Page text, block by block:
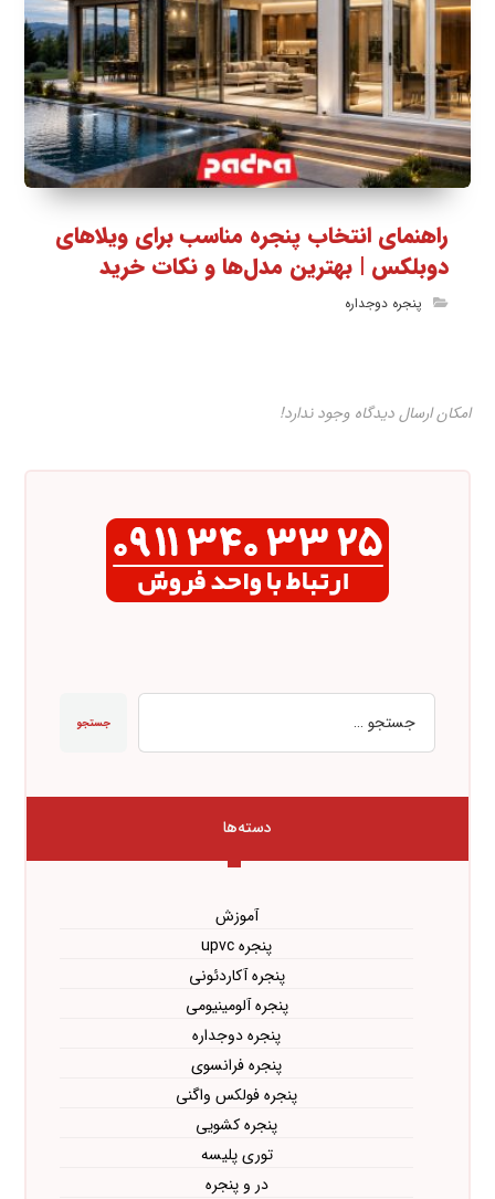
راهنمای انتخاب پنجره مناسب برای ویلاهای
دوبلکس | بهترین مدل‌ها و نکات خرید
پنجره دوجداره
امکان ارسال دیدگاه وجود ندارد!
جستجو
دسته‌ها
آموزش
پنجره upvc
پنجره آکاردئونی
پنجره آلومینیومی
پنجره دوجداره
پنجره فرانسوی
پنجره فولکس واگنی
پنجره کشویی
توری پلیسه
در و پنجره